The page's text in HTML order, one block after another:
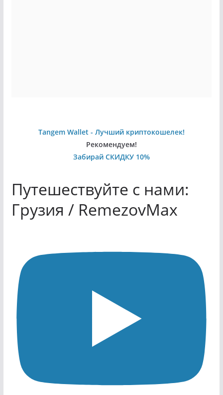
Tangem Wallet - Лучший криптокошелек!
Рекомендуем!
Забирай СКИДКУ 10%
Путешествуйте с нами:
Грузия / RemezovMax